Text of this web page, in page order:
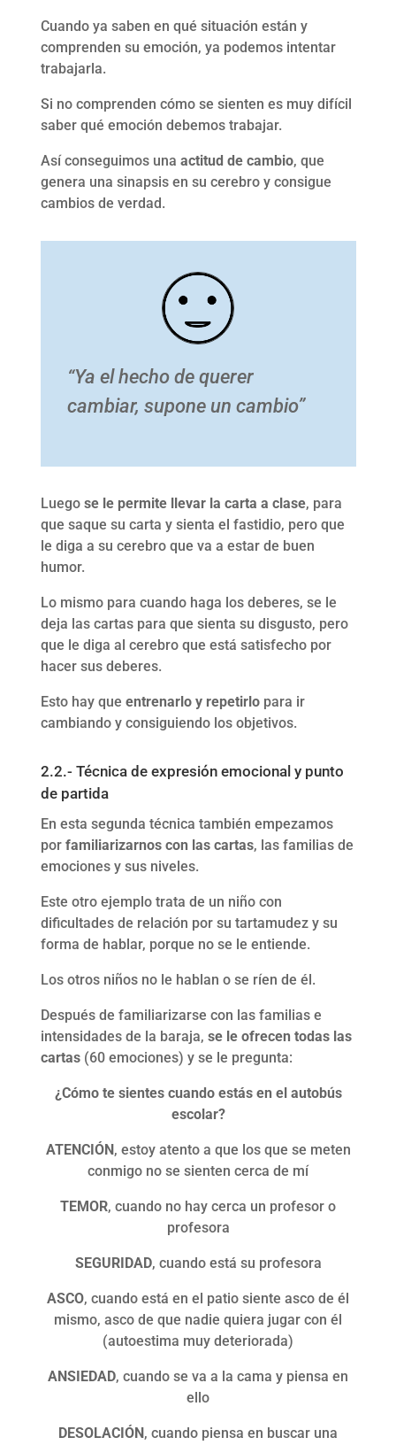
Cuando ya saben en qué situación están y
comprenden su emoción, ya podemos intentar
trabajarla.
Si no comprenden cómo se sienten es muy difícil
saber qué emoción debemos trabajar.
Así conseguimos una actitud de cambio, que
genera una sinapsis en su cerebro y consigue
cambios de verdad.
“Ya el hecho de querer
cambiar, supone un cambio”
Luego se le permite llevar la carta a clase, para
que saque su carta y sienta el fastidio, pero que
le diga a su cerebro que va a estar de buen
humor.
Lo mismo para cuando haga los deberes, se le
deja las cartas para que sienta su disgusto, pero
que le diga al cerebro que está satisfecho por
hacer sus deberes.
Esto hay que entrenarlo y repetirlopara ir
cambiando y consiguiendo los objetivos.
2.2.- Técnica de expresión emocional y punto
de partida
En esta segunda técnica también empezamos
por familiarizarnos con las cartas, las familias de
emociones y sus niveles.
Este otro ejemplo trata de un niño con
dificultades de relación por su tartamudez y su
forma de hablar, porque no se le entiende.
Los otros niños no le hablan o se ríen de él.
Después de familiarizarse con las familias e
intensidades de la baraja, se le ofrecen todas las
cartas(60 emociones) y se le pregunta:
¿Cómo te sientes cuando estás en el autobús
escolar?
ATENCIÓN , estoy atento a que los que se meten
conmigo no se sienten cerca de mí
TEMOR, cuando no hay cerca un profesor o
profesora
SEGURIDAD, cuando está su profesora
ASCO, cuando está en el patio siente asco de él
mismo, asco de que nadie quiera jugar con él
(autoestima muy deteriorada)
ANSIEDAD, cuando se va a la cama y piensa en
ello
DESOLACIÓN , cuando piensa en buscar una